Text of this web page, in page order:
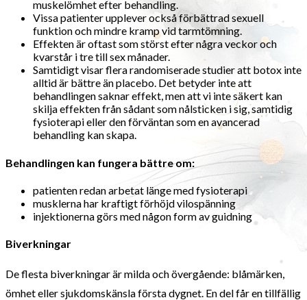
muskelömhet efter behandling.
Vissa patienter upplever också förbättrad sexuell
funktion och mindre kramp vid tarmtömning.
Effekten är oftast som störst efter några veckor och
kvarstår i tre till sex månader.
Samtidigt visar flera randomiserade studier att botox inte
alltid är bättre än placebo. Det betyder inte att
behandlingen saknar effekt, men att vi inte säkert kan
skilja effekten från sådant som nålsticken i sig, samtidig
fysioterapi eller den förväntan som en avancerad
behandling kan skapa.
Behandlingen kan fungera bättre om:
patienten redan arbetat länge med fysioterapi
musklerna har kraftigt förhöjd vilospänning
injektionerna görs med någon form av guidning
Biverkningar
De flesta biverkningar är milda och övergående: blåmärken,
ömhet eller sjukdomskänsla första dygnet. En del får en tillfällig